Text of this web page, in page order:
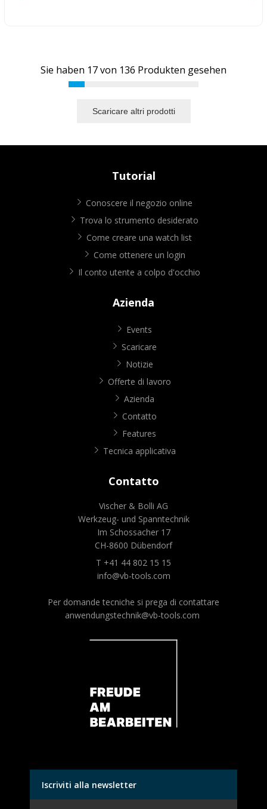
Sie haben 17von 136 Produkten gesehen
Scaricare altri prodotti
Tutorial
Conoscere il negozio online
Trova lo strumento desiderato
Come creare una watch list
Come ottenere un login
Il conto utente a colpo d'occhio
Azienda
Events
Scaricare
Notizie
Offerte di lavoro
Azienda
Contatto
Features
Tecnica applicativa
Contatto
Vischer & Bolli AG
Werkzeug- und Spanntechnik
Im Schossacher 17
CH-8600 Dübendorf
T +41 44 802 15 15
info@vb-tools.com
Per domande tecniche si prega di contattare
anwendungstechnik@vb-tools.com
Iscriviti alla newsletter